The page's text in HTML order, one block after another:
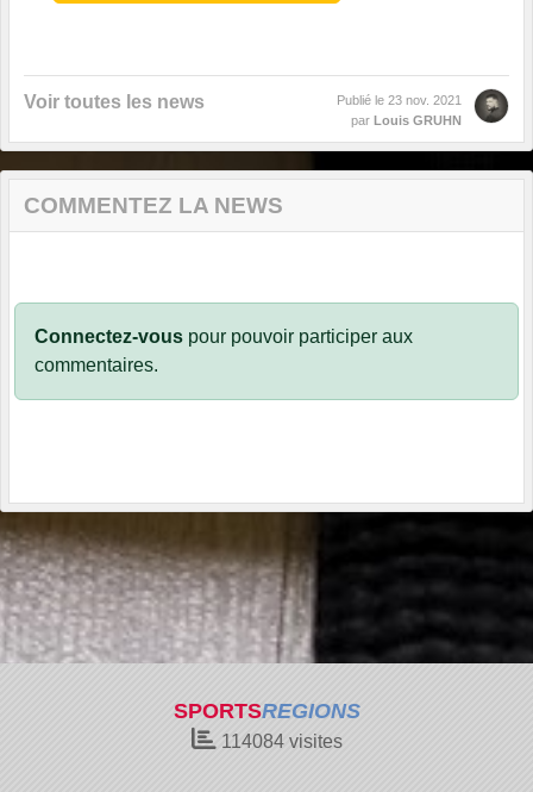
Voir toutes les news Publié le 23 nov. 2021
par Louis GRUHN
COMMENTEZ LA NEWS
Connectez-vous pour pouvoir participer aux
commentaires.
SPORTSREGIONS
114084visites